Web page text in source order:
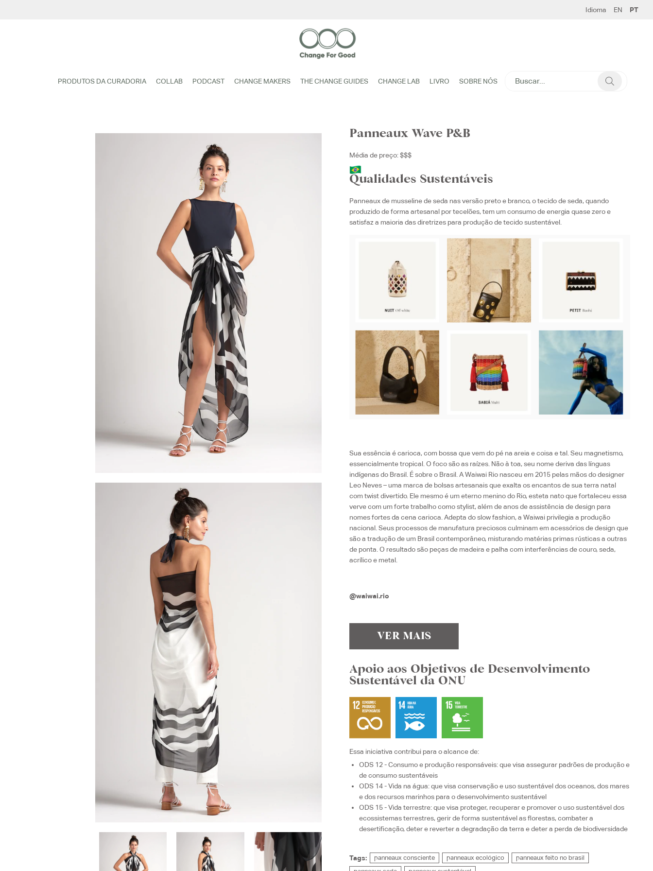
Idioma EN PT
PRODUTOS DA CURADORIA COLLAB PODCAST CHANGE MAKERS THE CHANGE GUIDES CHANGE LAB LIVRO SOBRE NÓS
Panneaux Wave P&B
Média de preço: $$$
Qualidades Sustentáveis
Panneaux de musseline de seda nas versão preto e branco, o tecido de seda, quando
produzido de forma artesanal por tecelões, tem um consumo de energia quase zero e
satisfaz a maioria das diretrizes para produção de tecido sustentável.
Sua essência é carioca, com bossa que vem do pé na areia e coisa e tal. Seu magnetismo,
essencialmente tropical. O foco são as raízes. Não à toa, seu nome deriva das línguas
indígenas do Brasil. É sobre o Brasil. A Waiwai Rio nasceu em 2015 pelas mãos do designer
Leo Neves – uma marca de bolsas artesanais que exalta os encantos de sua terra natal
com twist divertido. Ele mesmo é um eterno menino do Rio, esteta nato que fortaleceu essa
verve com um forte trabalho como stylist, além de anos de assistência de design para
nomes fortes da cena carioca. Adepta do slow fashion, a Waiwai privilegia a produção
nacional. Seus processos de manufatura preciosos culminam em acessórios de design que
são a tradução de um Brasil contemporâneo, misturando matérias primas rústicas a outras
de ponta. O resultado são peças de madeira e palha com interferências de couro, seda,
acrílico e metal.
@waiwai.rio
VER MAIS
Apoio aos Objetivos de Desenvolvimento
Sustentável da ONU
Essa iniciativa contribui para o alcance de:
ODS 12 - Consumo e produção responsáveis: que visaassegurar padrões de produção e
de consumo sustentáveis
ODS 14 - Vida na água: que visaconservação e uso sustentável dos oceanos, dos mares
e dos recursos marinhos para o desenvolvimento sustentável
ODS 15 - Vida terrestre: que visa proteger, recuperar e promover o uso sustentável dos
ecossistemas terrestres, gerir de forma sustentável as florestas, combater a
desertificação, deter e reverter a degradação da terra e deter a perda de biodiversidade
Tags: panneaux consciente panneaux ecológico
panneaux feito no brasil